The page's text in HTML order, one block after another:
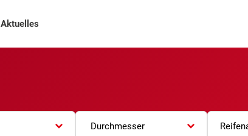
Aktuelles
Durchmesser